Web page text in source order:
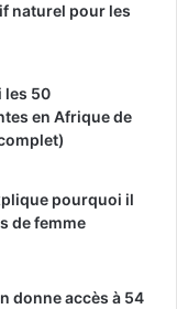
naturel pour les
les 50
en Afrique de
pourquoi il
de femme
donne accès à 54